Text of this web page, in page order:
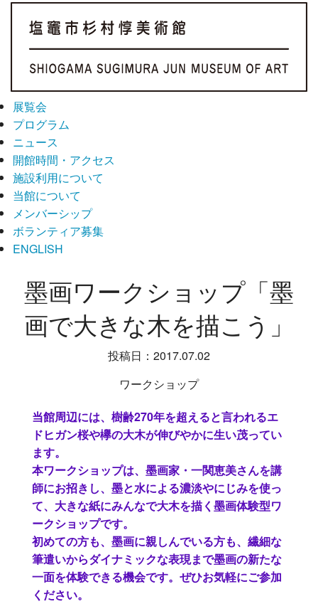
展覧会
プログラム
ニュース
開館時間・アクセス
施設利用について
当館について
メンバーシップ
ボランティア募集
ENGLISH
墨画ワークショップ「墨
画で大きな木を描こう」
投稿日：2017.07.02
ワークショップ
当館周辺には、樹齢270年を超えると言われるエ
ドヒガン桜や欅の大木が伸びやかに生い茂ってい
ます。
本ワークショップは、墨画家・一関恵美さんを講
師にお招きし、墨と水による濃淡やにじみを使っ
て、大きな紙にみんなで大木を描く墨画体験型ワ
ークショップです。
初めての方も、墨画に親しんでいる方も、繊細な
筆遣いからダイナミックな表現まで墨画の新たな
一面を体験できる機会です。ぜひお気軽にご参加
ください。